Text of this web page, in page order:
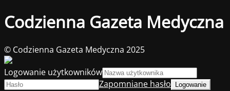
Codzienna Gazeta Medyczna
© Codzienna Gazeta Medyczna 2025
Logowanie użytkowników
Zapomniane hasło